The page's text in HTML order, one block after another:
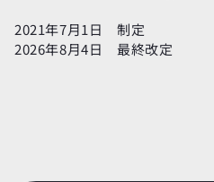
2021年7月1日　制定
2026年8月4日　最終改定